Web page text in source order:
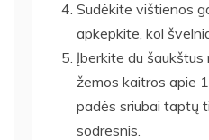
Sudėkite vištienos
apkepkite, kol
Įberkite du
žemos kaitros apie
padės sriubai taptų
sodresnis.